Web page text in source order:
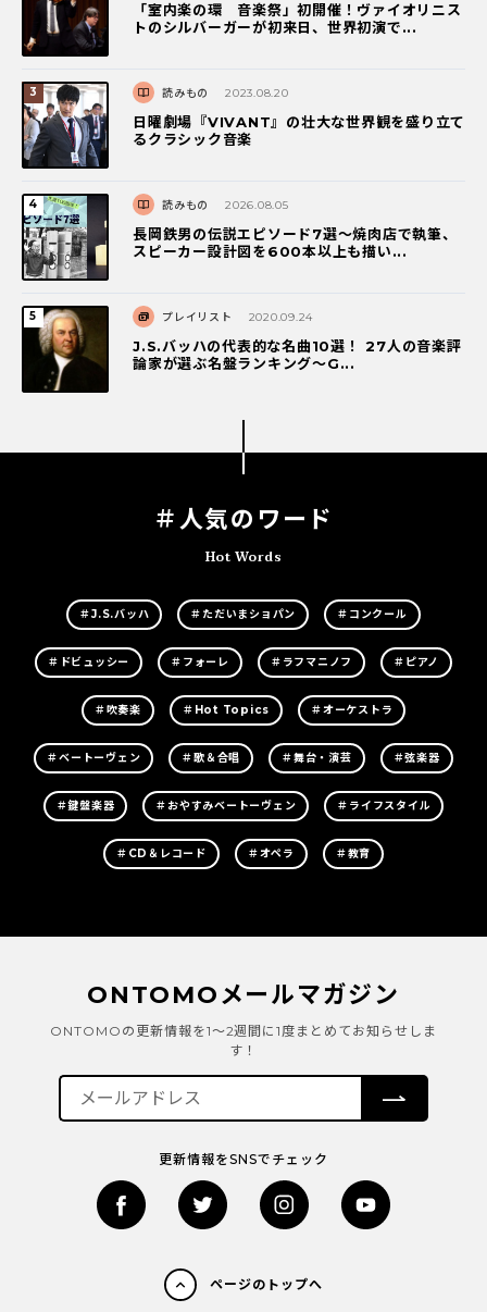
「室内楽の環 音楽祭」初開催！ヴァイオリニス
トのシルバーガーが初来日、世界初演で...
読みもの 2023.08.20
日曜劇場『VIVANT』の壮大な世界観を盛り立て
るクラシック音楽
読みもの 2026.08.05
長岡鉄男の伝説エピソード7選〜焼肉店で執筆、
スピーカー設計図を600本以上も描い...
プレイリスト 2020.09.24
J.S.バッハの代表的な名曲10選！ 27人の音楽評
論家が選ぶ名盤ランキング〜G...
＃人気のワード
Hot Words
＃J.S.バッハ ＃ただいまショパン ＃コンクール
＃ドビュッシー ＃フォーレ ＃ラフマニノフ ＃ピアノ
＃吹奏楽 ＃Hot Topics ＃オーケストラ
＃ベートーヴェン ＃歌＆合唱 ＃舞台・演芸 ＃弦楽器
＃鍵盤楽器 ＃おやすみベートーヴェン ＃ライフスタイル
＃CD＆レコード ＃オペラ ＃教育
ONTOMOメールマガジン
ONTOMOの更新情報を1～2週間に1度まとめてお知らせしま
す！
更新情報をSNSでチェック
ページのトップへ